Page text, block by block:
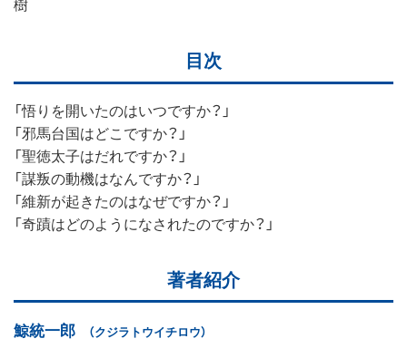
目次
「悟りを開いたのはいつですか？」
「邪馬台国はどこですか？」
「聖徳太子はだれですか？」
「謀叛の動機はなんですか？」
「維新が起きたのはなぜですか？」
「奇蹟はどのようになされたのですか？」
著者紹介
鯨統一郎 （クジラトウイチロウ）